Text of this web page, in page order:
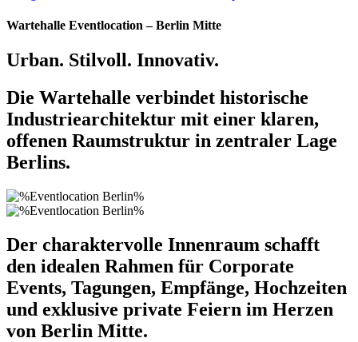
Wartehalle Eventlocation – Berlin Mitte
Urban. Stilvoll. Innovativ.
Die Wartehalle verbindet historische
Industriearchitektur mit einer klaren,
offenen Raumstruktur in zentraler Lage
Berlins.
Der charaktervolle Innenraum schafft
den idealen Rahmen für Corporate
Events, Tagungen, Empfänge, Hochzeiten
und exklusive private Feiern im Herzen
von Berlin Mitte.